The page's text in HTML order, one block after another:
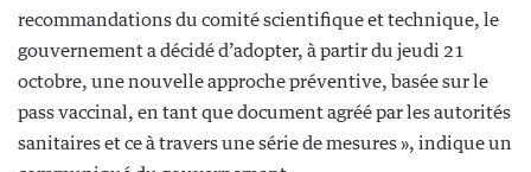
recommandations du comité scientifique et technique, le
gouvernement a décidé d’adopter, à partir du jeudi 21
octobre, une nouvelle approche préventive, basée sur le
pass vaccinal, en tant que document agréé par les autorités
sanitaires et ce à travers une série de mesures », indique un